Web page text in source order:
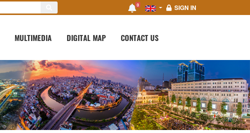
0 SIGN IN
MULTIMEDIA DIGITAL MAP CONTACT US